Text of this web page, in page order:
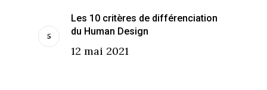
Les 10 critères de différenciation
du Human Design
12 mai 2021